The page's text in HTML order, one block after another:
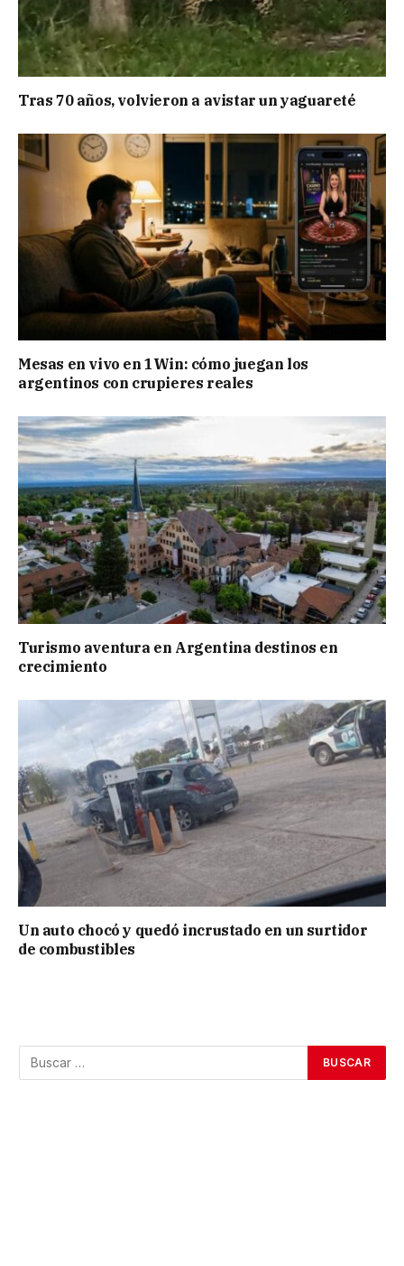
Tras 70 años, volvieron a avistar un yaguareté
Mesas en vivo en 1Win: cómo juegan los
argentinos con crupieres reales
Turismo aventura en Argentina destinos en
crecimiento
Un auto chocó y quedó incrustado en un surtidor
de combustibles